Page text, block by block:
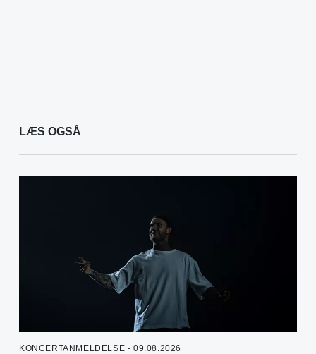
LÆS OGSÅ
KONCERTANMELDELSE - 09.08.2026